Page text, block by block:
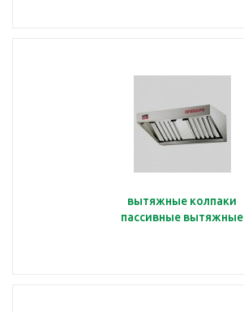
вытяжные колпаки
пассивные вытяжные